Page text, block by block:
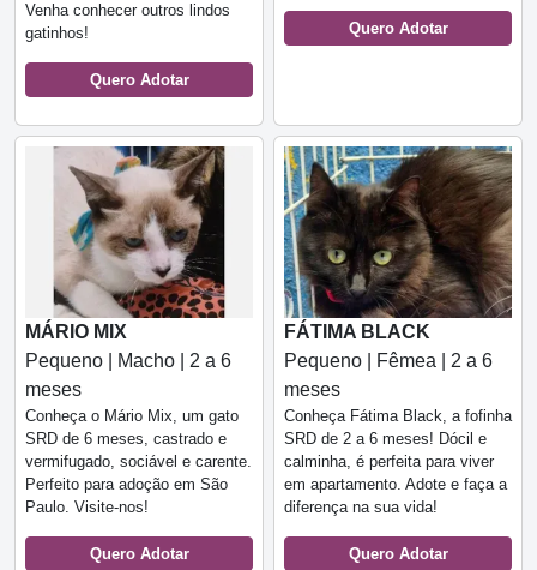
Venha conhecer outros lindos
gatinhos!
Quero Adotar
Quero Adotar
MÁRIO MIX
Pequeno | Macho | 2 a 6
meses
Conheça o Mário Mix, um gato
SRD de 6 meses, castrado e
vermifugado, sociável e carente.
Perfeito para adoção em São
Paulo. Visite-nos!
Quero Adotar
FÁTIMA BLACK
Pequeno | Fêmea | 2 a 6
meses
Conheça Fátima Black, a fofinha
SRD de 2 a 6 meses! Dócil e
calminha, é perfeita para viver
em apartamento. Adote e faça a
diferença na sua vida!
Quero Adotar